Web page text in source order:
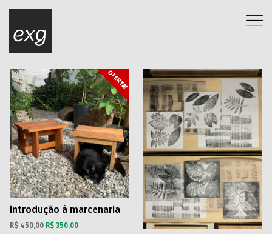
OFERTA!
introdução à marcenaria
R$450,00 O
R$350,00O